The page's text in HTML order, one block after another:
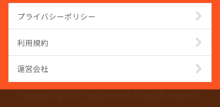
プライバシーポリシー
利用規約
運営会社